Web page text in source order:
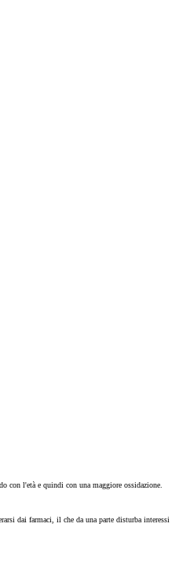
con l'età e quindi con una maggiore ossidazione.
dai farmaci, il che da una parte disturba interessi